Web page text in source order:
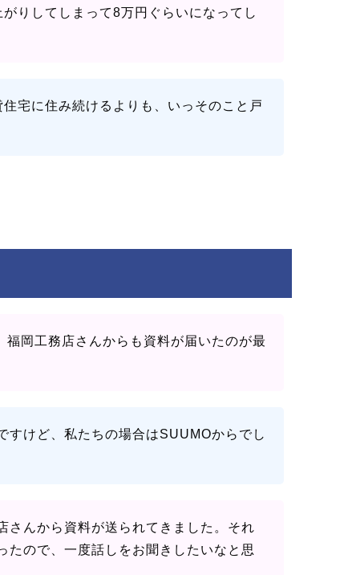
りしてしまって8万円ぐらいになってし
宅に住み続けるよりも、いっそのこと戸
岡工務店さんからも資料が届いたのが最
すけど、私たちの場合はSUUMOからでし
さんから資料が送られてきました。それ
たので、一度話しをお聞きしたいなと思